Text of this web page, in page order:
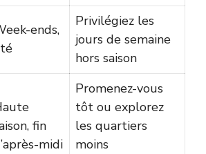
ends,
Privilégiez les
jours de semaine
hors saison
fin
midi
Promenez-vous
tôt ou explorez
les quartiers
moins